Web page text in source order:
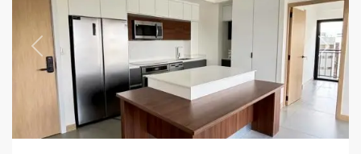
Previous Next